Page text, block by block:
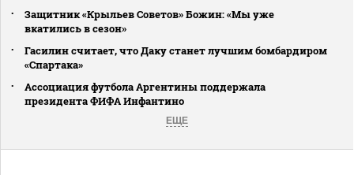
Защитник «Крыльев Советов» Божин: «Мы уже
вкатились в сезон»
Гасилин считает, что Даку станет лучшим бомбардиром
«Спартака»
Ассоциация футбола Аргентины поддержала
президента ФИФА Инфантино
ЕЩЕ